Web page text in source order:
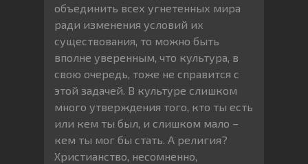
объединить всех угнетенных мира
ради изменения условий их
существования, то можно быть
вполне уверенным, что культура, в
свою очередь, тоже не справится с
этой задачей. В культуре слишком
много утверждения того, кто ты есть
или кем ты был, и слишком мало –
кем ты мог бы стать. А религия?
Христианство, несомненно,